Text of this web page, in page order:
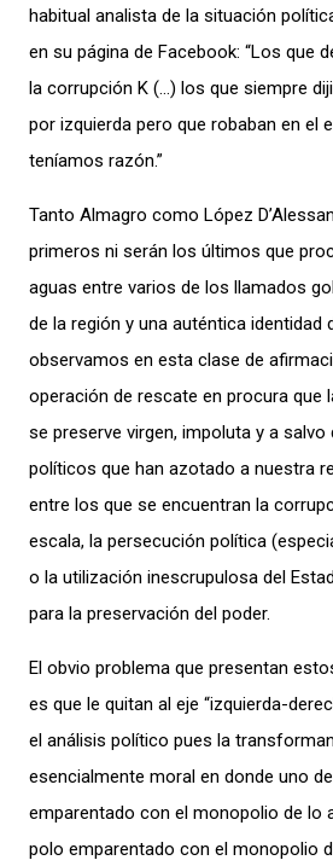
habitual analista de la situación
en su página de Facebook: “Los que
la corrupción K (…) los que siempre
por izquierda pero que robaban en el
teníamos razón.”
Tanto Almagro como López
primeros ni serán los últimos que
aguas entre varios de los llamados
de la región y una auténtica identidad
observamos en esta clase de
operación de rescate en procura que
se preserve virgen, impoluta y a
políticos que han azotado a nuestra
entre los que se encuentran la
escala, la persecución política
o la utilización inescrupulosa del
para la preservación del poder.
El obvio problema que presentan
es que le quitan al eje “izquierda-
el análisis político pues la
esencialmente moral en donde uno
emparentado con el monopolio de lo
polo emparentado con el monopolio